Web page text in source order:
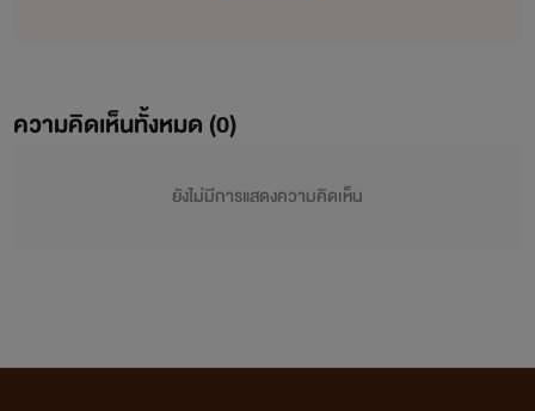
ความคิดเห็นทั้งหมด (0)
ยังไม่มีการแสดงความคิดเห็น